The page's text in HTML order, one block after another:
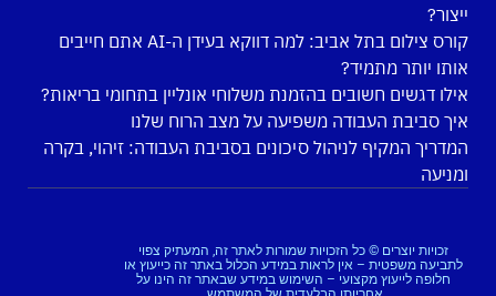
ייצור?
קורס צילום בתל אביב: למה דווקא בעידן ה-AI אתם חייבים
אותו יותר מתמיד?
אילו דגשים חשובים בהזמנת משלוחי אונליין בתחומי בריאות?
איך סביבת העבודה משפיעה על מצב הרוח שלנו
המדריך המקיף לניהול סיכונים בסביבת העבודה: זיהוי, בקרה
ומניעה
זכויות יוצרים © כל הזכויות שמורות לאתר זה, המעתיק צפוי
לתביעה משפטית – אין לראות במידע הכלול באתר זה כייעוץ או
חלופה לייעוץ מקצועי – השימוש במידע שבאתר זה הינו על